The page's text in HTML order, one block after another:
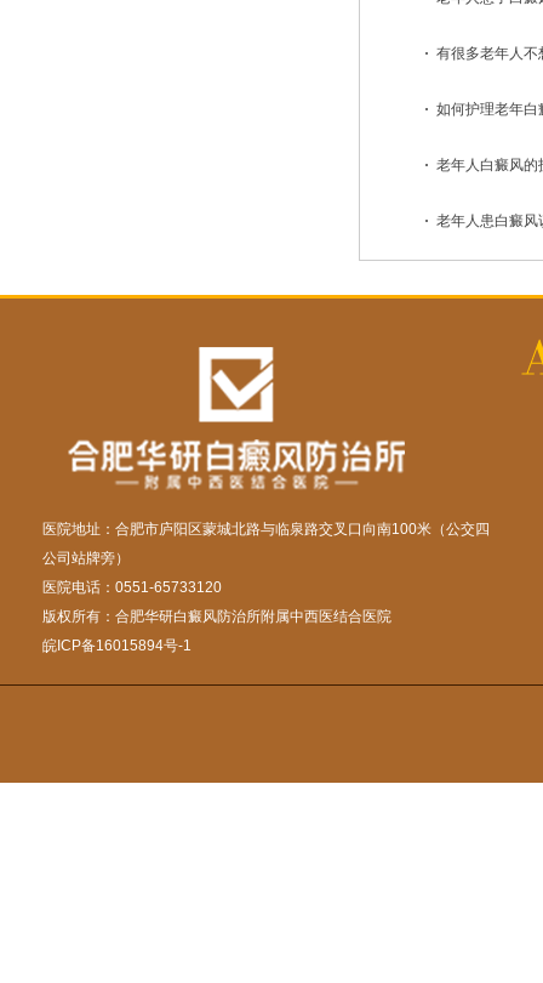
有很多老年人不
如何护理老年白
老年人白癜风的
老年人患白癜风
医院地址：合肥市庐阳区蒙城北路与临泉路交叉口向南100米（公交四
公司站牌旁）
医院电话：0551-65733120
版权所有：合肥华研白癜风防治所附属中西医结合医院
皖ICP备16015894号-1